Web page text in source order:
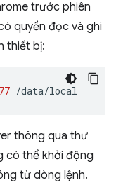
trước phiên
quyền đọc và ghi
thiết bị:
thông qua thư
có thể khởi động
từ dòng lệnh.